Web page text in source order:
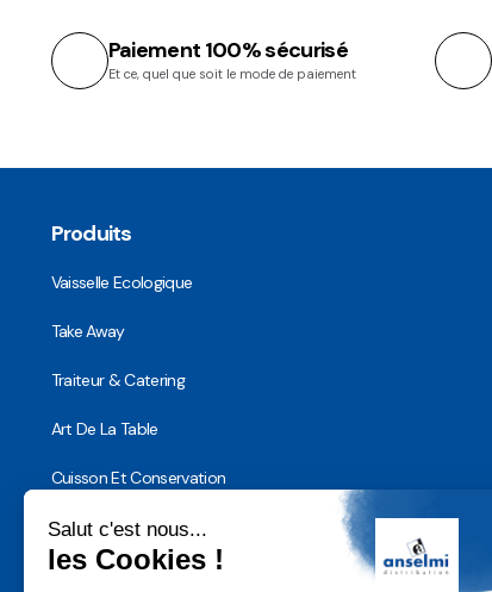
Paiement 100% sécurisé
Et ce, quel que soit le mode de paiement
Produits
Vaisselle Ecologique
Take Away
Traiteur & Catering
Art De La Table
Cuisson Et Conservation
Hygiène, Sécurité et Traçabilité
Vaisselle Réutilisable